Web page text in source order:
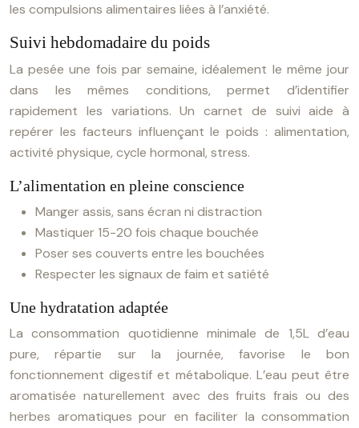
les compulsions alimentaires liées à l’anxiété.
Suivi hebdomadaire du poids
La pesée une fois par semaine, idéalement le même jour
dans les mêmes conditions, permet d’identifier
rapidement les variations. Un carnet de suivi aide à
repérer les facteurs influençant le poids : alimentation,
activité physique, cycle hormonal, stress.
L’alimentation en pleine conscience
Manger assis, sans écran ni distraction
Mastiquer 15-20 fois chaque bouchée
Poser ses couverts entre les bouchées
Respecter les signaux de faim et satiété
Une hydratation adaptée
La consommation quotidienne minimale de 1,5L d’eau
pure, répartie sur la journée, favorise le bon
fonctionnement digestif et métabolique. L’eau peut être
aromatisée naturellement avec des fruits frais ou des
herbes aromatiques pour en faciliter la consommation